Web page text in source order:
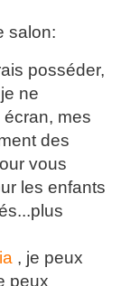
salon:
posséder,
ne
mes
des
vous
les enfants
, je peux
peux